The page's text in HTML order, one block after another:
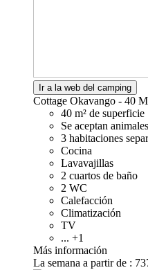
Ir a la web del camping
Cottage Okavango - 40
40 m² de superficie
Se aceptan
3 habitaciones
Cocina
Lavavajillas
2 cuartos de baño
2 WC
Calefacción
Climatización
TV
... +1
Más información
La semana a partir de :